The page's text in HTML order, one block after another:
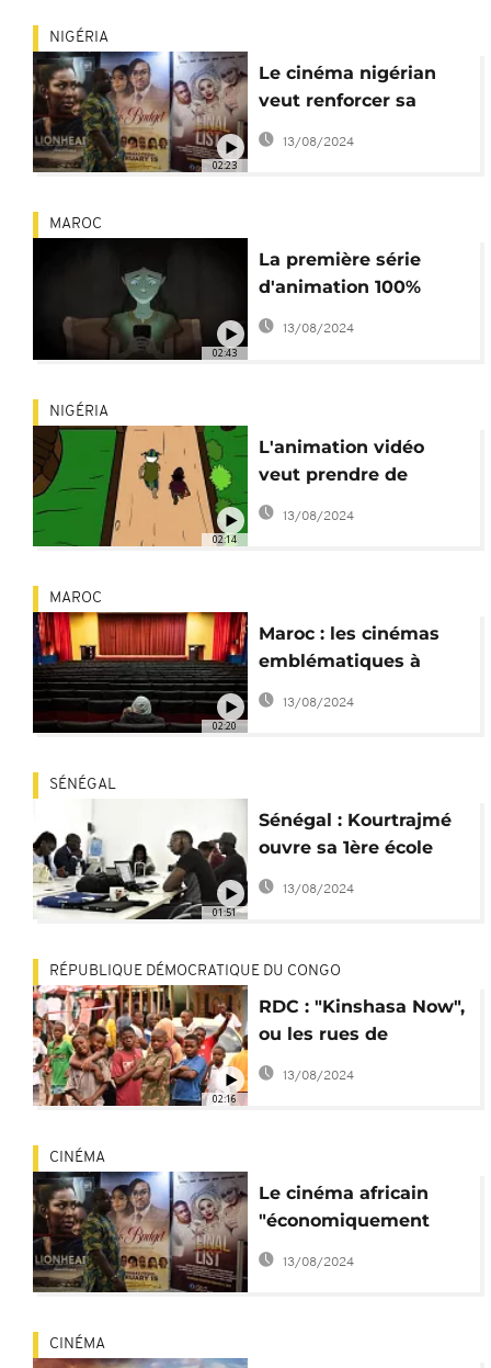
02:23
NIGÉRIA
Le cinéma nigérian
veut renforcer sa
visibilité
13/08/2024
02:43
MAROC
La première série
d'animation 100%
marocaine réalisée à
13/08/2024
02:14
NIGÉRIA
L'animation vidéo
veut prendre de
l'ampleur au Nigeria
13/08/2024
02:20
MAROC
Maroc : les cinémas
emblématiques à
l'épreuve du temps
13/08/2024
01:51
SÉNÉGAL
Sénégal : Kourtrajmé
ouvre sa 1ère école
gratuite de cinéma en
Afrique
13/08/2024
02:16
RÉPUBLIQUE DÉMOCRATIQUE DU CONGO
RDC : "Kinshasa Now",
ou les rues de
Matongé en réalité
virtuelle
13/08/2024
CINÉMA
Le cinéma africain
"économiquement
inexploité", selon
l'Unesco
13/08/2024
CINÉMA